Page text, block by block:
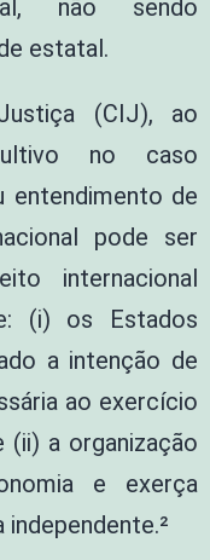
não sendo
estatal.
(CIJ), ao
no caso
entendimento de
pode ser
internacional
(i) os Estados
a intenção de
ao exercício
(ii) a organização
e exerça